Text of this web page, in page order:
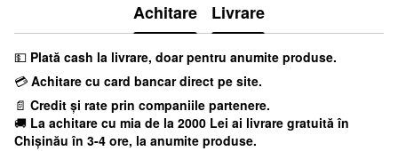
Achitare Livrare
💵 Plată cash la livrare, doar pentru anumite produse.
💳 Achitare cu card bancar direct pe site.
📄 Credit și rate prin companiile partenere.
🚚 La achitare cu mia de la 2000 Lei ai livrare gratuită în
Chișinău în 3-4 ore, la anumite produse.